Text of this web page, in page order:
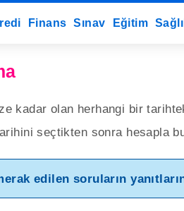
kadar olan herhangi bir
seçtikten sonra hesapla
edilen soruların
Finans Sınav Eğitim